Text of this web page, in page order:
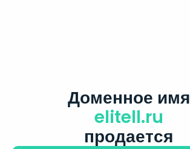
Доменное имя
elitell.ru
продается